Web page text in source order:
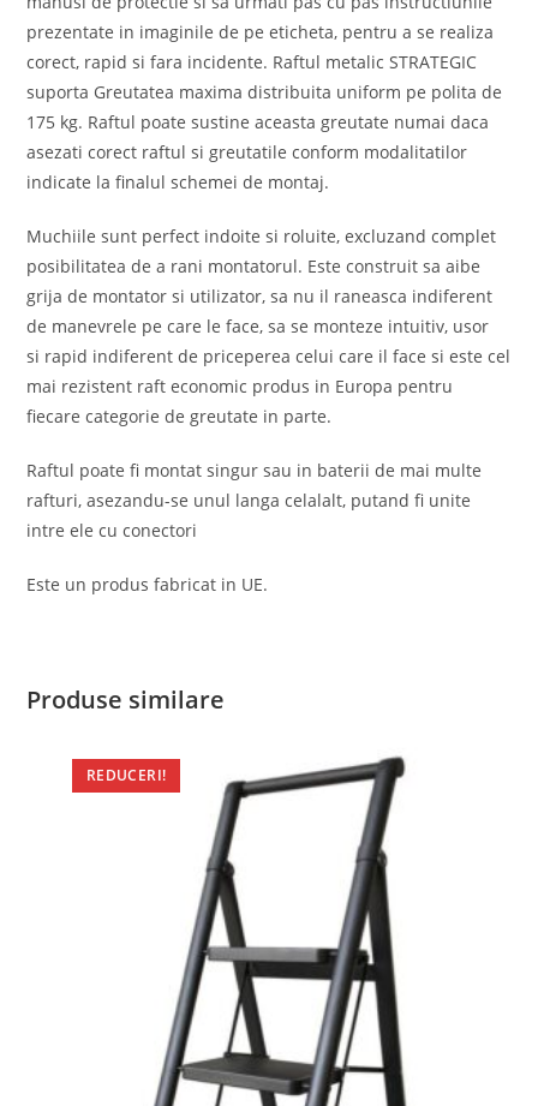
prezentate in imaginile de pe eticheta, pentru a se realiza
corect, rapid si fara incidente. Raftul metalic STRATEGIC
suporta Greutatea maxima distribuita uniform pe polita de
175 kg. Raftul poate sustine aceasta greutate numai daca
asezati corect raftul si greutatile conform modalitatilor
indicate la finalul schemei de montaj.
Muchiile sunt perfect indoite si roluite, excluzand complet
posibilitatea de a rani montatorul. Este construit sa aibe
grija de montator si utilizator, sa nu il raneasca indiferent
de manevrele pe care le face, sa se monteze intuitiv, usor
si rapid indiferent de priceperea celui care il face si este cel
mai rezistent raft economic produs in Europa pentru
fiecare categorie de greutate in parte.
Raftul poate fi montat singur sau in baterii de mai multe
rafturi, asezandu-se unul langa celalalt, putand fi unite
intre ele cu conectori
Este un produs fabricat in UE.
Produse similare
REDUCERI!